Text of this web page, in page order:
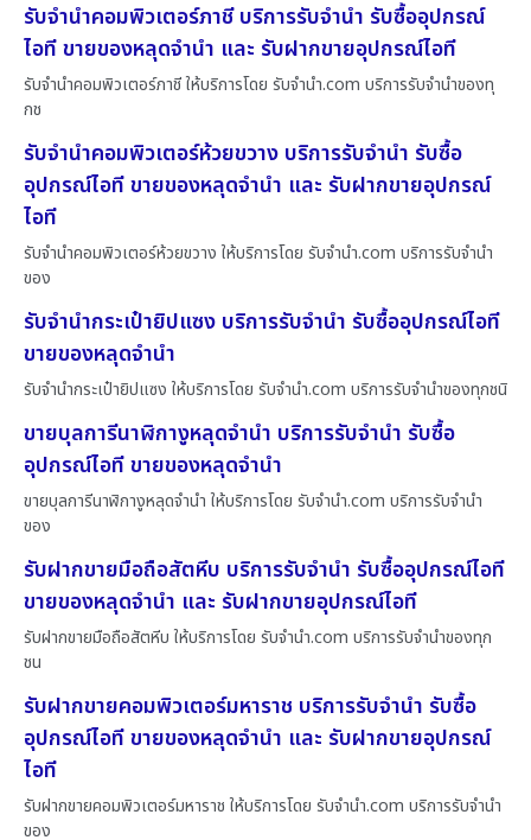
รับจำนำคอมพิวเตอร์ภาชี บริการรับจำนำ รับซื้ออุปกรณ์
ไอที ขายของหลุดจำนำ และ รับฝากขายอุปกรณ์ไอที
รับจำนำคอมพิวเตอร์ภาชี ให้บริการโดย รับจํานํา.com บริการรับจำนำของทุ
กช
รับจำนำคอมพิวเตอร์ห้วยขวาง บริการรับจำนำ รับซื้อ
อุปกรณ์ไอที ขายของหลุดจำนำ และ รับฝากขายอุปกรณ์
ไอที
รับจำนำคอมพิวเตอร์ห้วยขวาง ให้บริการโดย รับจํานํา.com บริการรับจำนำ
ของ
รับจำนำกระเป๋ายิปแซง บริการรับจำนำ รับซื้ออุปกรณ์ไอที
ขายของหลุดจำนำ
รับจำนำกระเป๋ายิปแซง ให้บริการโดย รับจํานํา.com บริการรับจำนำของทุกชนิ
ขายบุลการีนาฬิกางูหลุดจำนำ บริการรับจำนำ รับซื้อ
อุปกรณ์ไอที ขายของหลุดจำนำ
ขายบุลการีนาฬิกางูหลุดจำนำ ให้บริการโดย รับจํานํา.com บริการรับจำนำ
ของ
รับฝากขายมือถือสัตหีบ บริการรับจำนำ รับซื้ออุปกรณ์ไอที
ขายของหลุดจำนำ และ รับฝากขายอุปกรณ์ไอที
รับฝากขายมือถือสัตหีบ ให้บริการโดย รับจํานํา.com บริการรับจำนำของทุก
ชน
รับฝากขายคอมพิวเตอร์มหาราช บริการรับจำนำ รับซื้อ
อุปกรณ์ไอที ขายของหลุดจำนำ และ รับฝากขายอุปกรณ์
ไอที
รับฝากขายคอมพิวเตอร์มหาราช ให้บริการโดย รับจํานํา.com บริการรับจำนำ
ของ